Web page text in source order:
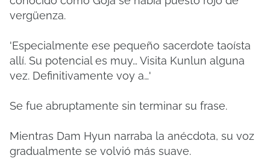
vergüenza.
'Especialmente ese pequeño sacerdote taoísta
allí. Su potencial es muy… Visita Kunlun alguna
vez. Definitivamente voy a…'
Se fue abruptamente sin terminar su frase.
Mientras Dam Hyun narraba la anécdota, su voz
gradualmente se volvió más suave.